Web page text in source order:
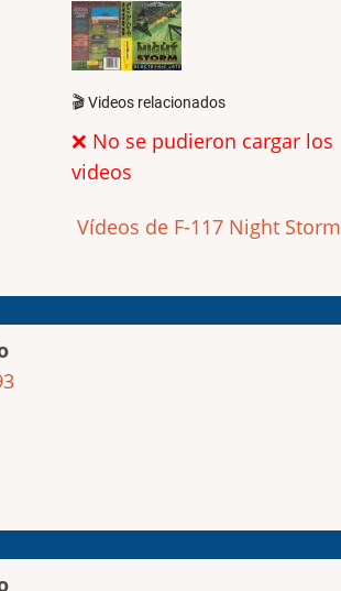
🎬 Videos relacionados
❌ No se pudieron cargar los
videos
Vídeos de F-117 Night Storm